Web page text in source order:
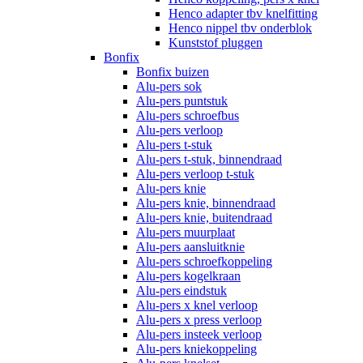
Henco adapter tbv knelfitting
Henco nippel tbv onderblok
Kunststof pluggen
Bonfix
Bonfix buizen
Alu-pers sok
Alu-pers puntstuk
Alu-pers schroefbus
Alu-pers verloop
Alu-pers t-stuk
Alu-pers t-stuk, binnendraad
Alu-pers verloop t-stuk
Alu-pers knie
Alu-pers knie, binnendraad
Alu-pers knie, buitendraad
Alu-pers muurplaat
Alu-pers aansluitknie
Alu-pers schroefkoppeling
Alu-pers kogelkraan
Alu-pers eindstuk
Alu-pers x knel verloop
Alu-pers x press verloop
Alu-pers insteek verloop
Alu-pers kniekoppeling